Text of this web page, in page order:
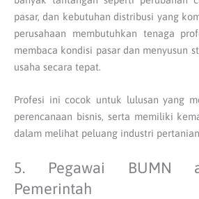
pasar, dan kebutuhan distribusi yang
perusahaan membutuhkan tenaga
membaca kondisi pasar dan menyusun
usaha secara tepat.
Profesi ini cocok untuk lulusan yang
perencanaan bisnis, serta memiliki
dalam melihat peluang industri
5. Pegawai BUMN
Pemerintah